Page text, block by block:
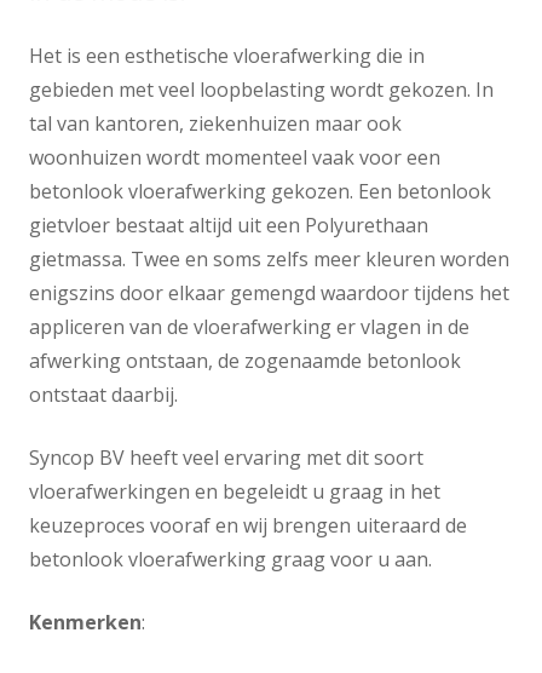
Het is een esthetische vloerafwerking die in
gebieden met veel loopbelasting wordt gekozen. In
tal van kantoren, ziekenhuizen maar ook
woonhuizen wordt momenteel vaak voor een
betonlook vloerafwerking gekozen. Een betonlook
gietvloer bestaat altijd uit een Polyurethaan
gietmassa. Twee en soms zelfs meer kleuren worden
enigszins door elkaar gemengd waardoor tijdens het
appliceren van de vloerafwerking er vlagen in de
afwerking ontstaan, de zogenaamde betonlook
ontstaat daarbij.
Syncop BV heeft veel ervaring met dit soort
vloerafwerkingen en begeleidt u graag in het
keuzeproces vooraf en wij brengen uiteraard de
betonlook vloerafwerking graag voor u aan.
Kenmerken: